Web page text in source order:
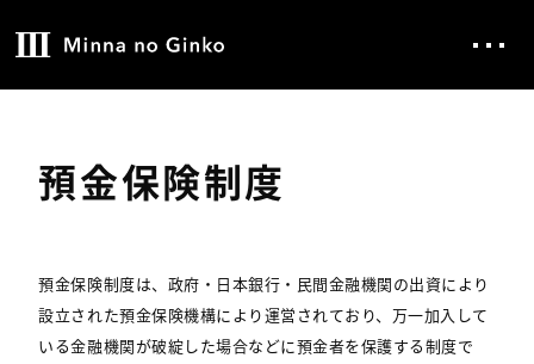
預金保険制度
預金保険制度は、政府・日本銀行・民間金融機関の出資により
設立された預金保険機構により運営されており、万一加入して
いる金融機関が破綻した場合などに預金者を保護する制度で